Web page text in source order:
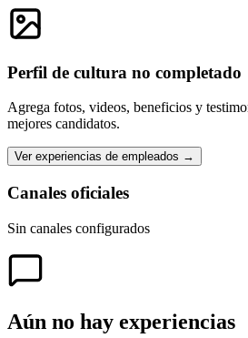
Perfil de cultura no completado
Agrega fotos, videos, beneficios y
mejores candidatos.
Ver experiencias de empleados →
Canales oficiales
Sin canales configurados
Aún no hay experiencias